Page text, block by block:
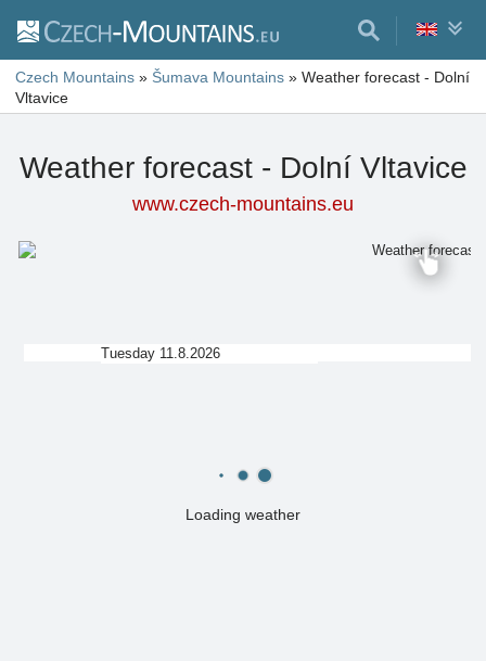
Czech Mountains » Šumava Mountains » Weather forecast - Dolní
Vltavice
Weather forecast - Dolní Vltavice
www.czech-mountains.eu
Loading weather
Tuesday 11.8.2026